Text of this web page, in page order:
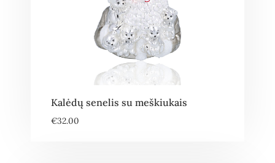
Kalėdų senelis su meškiukais
€32.00